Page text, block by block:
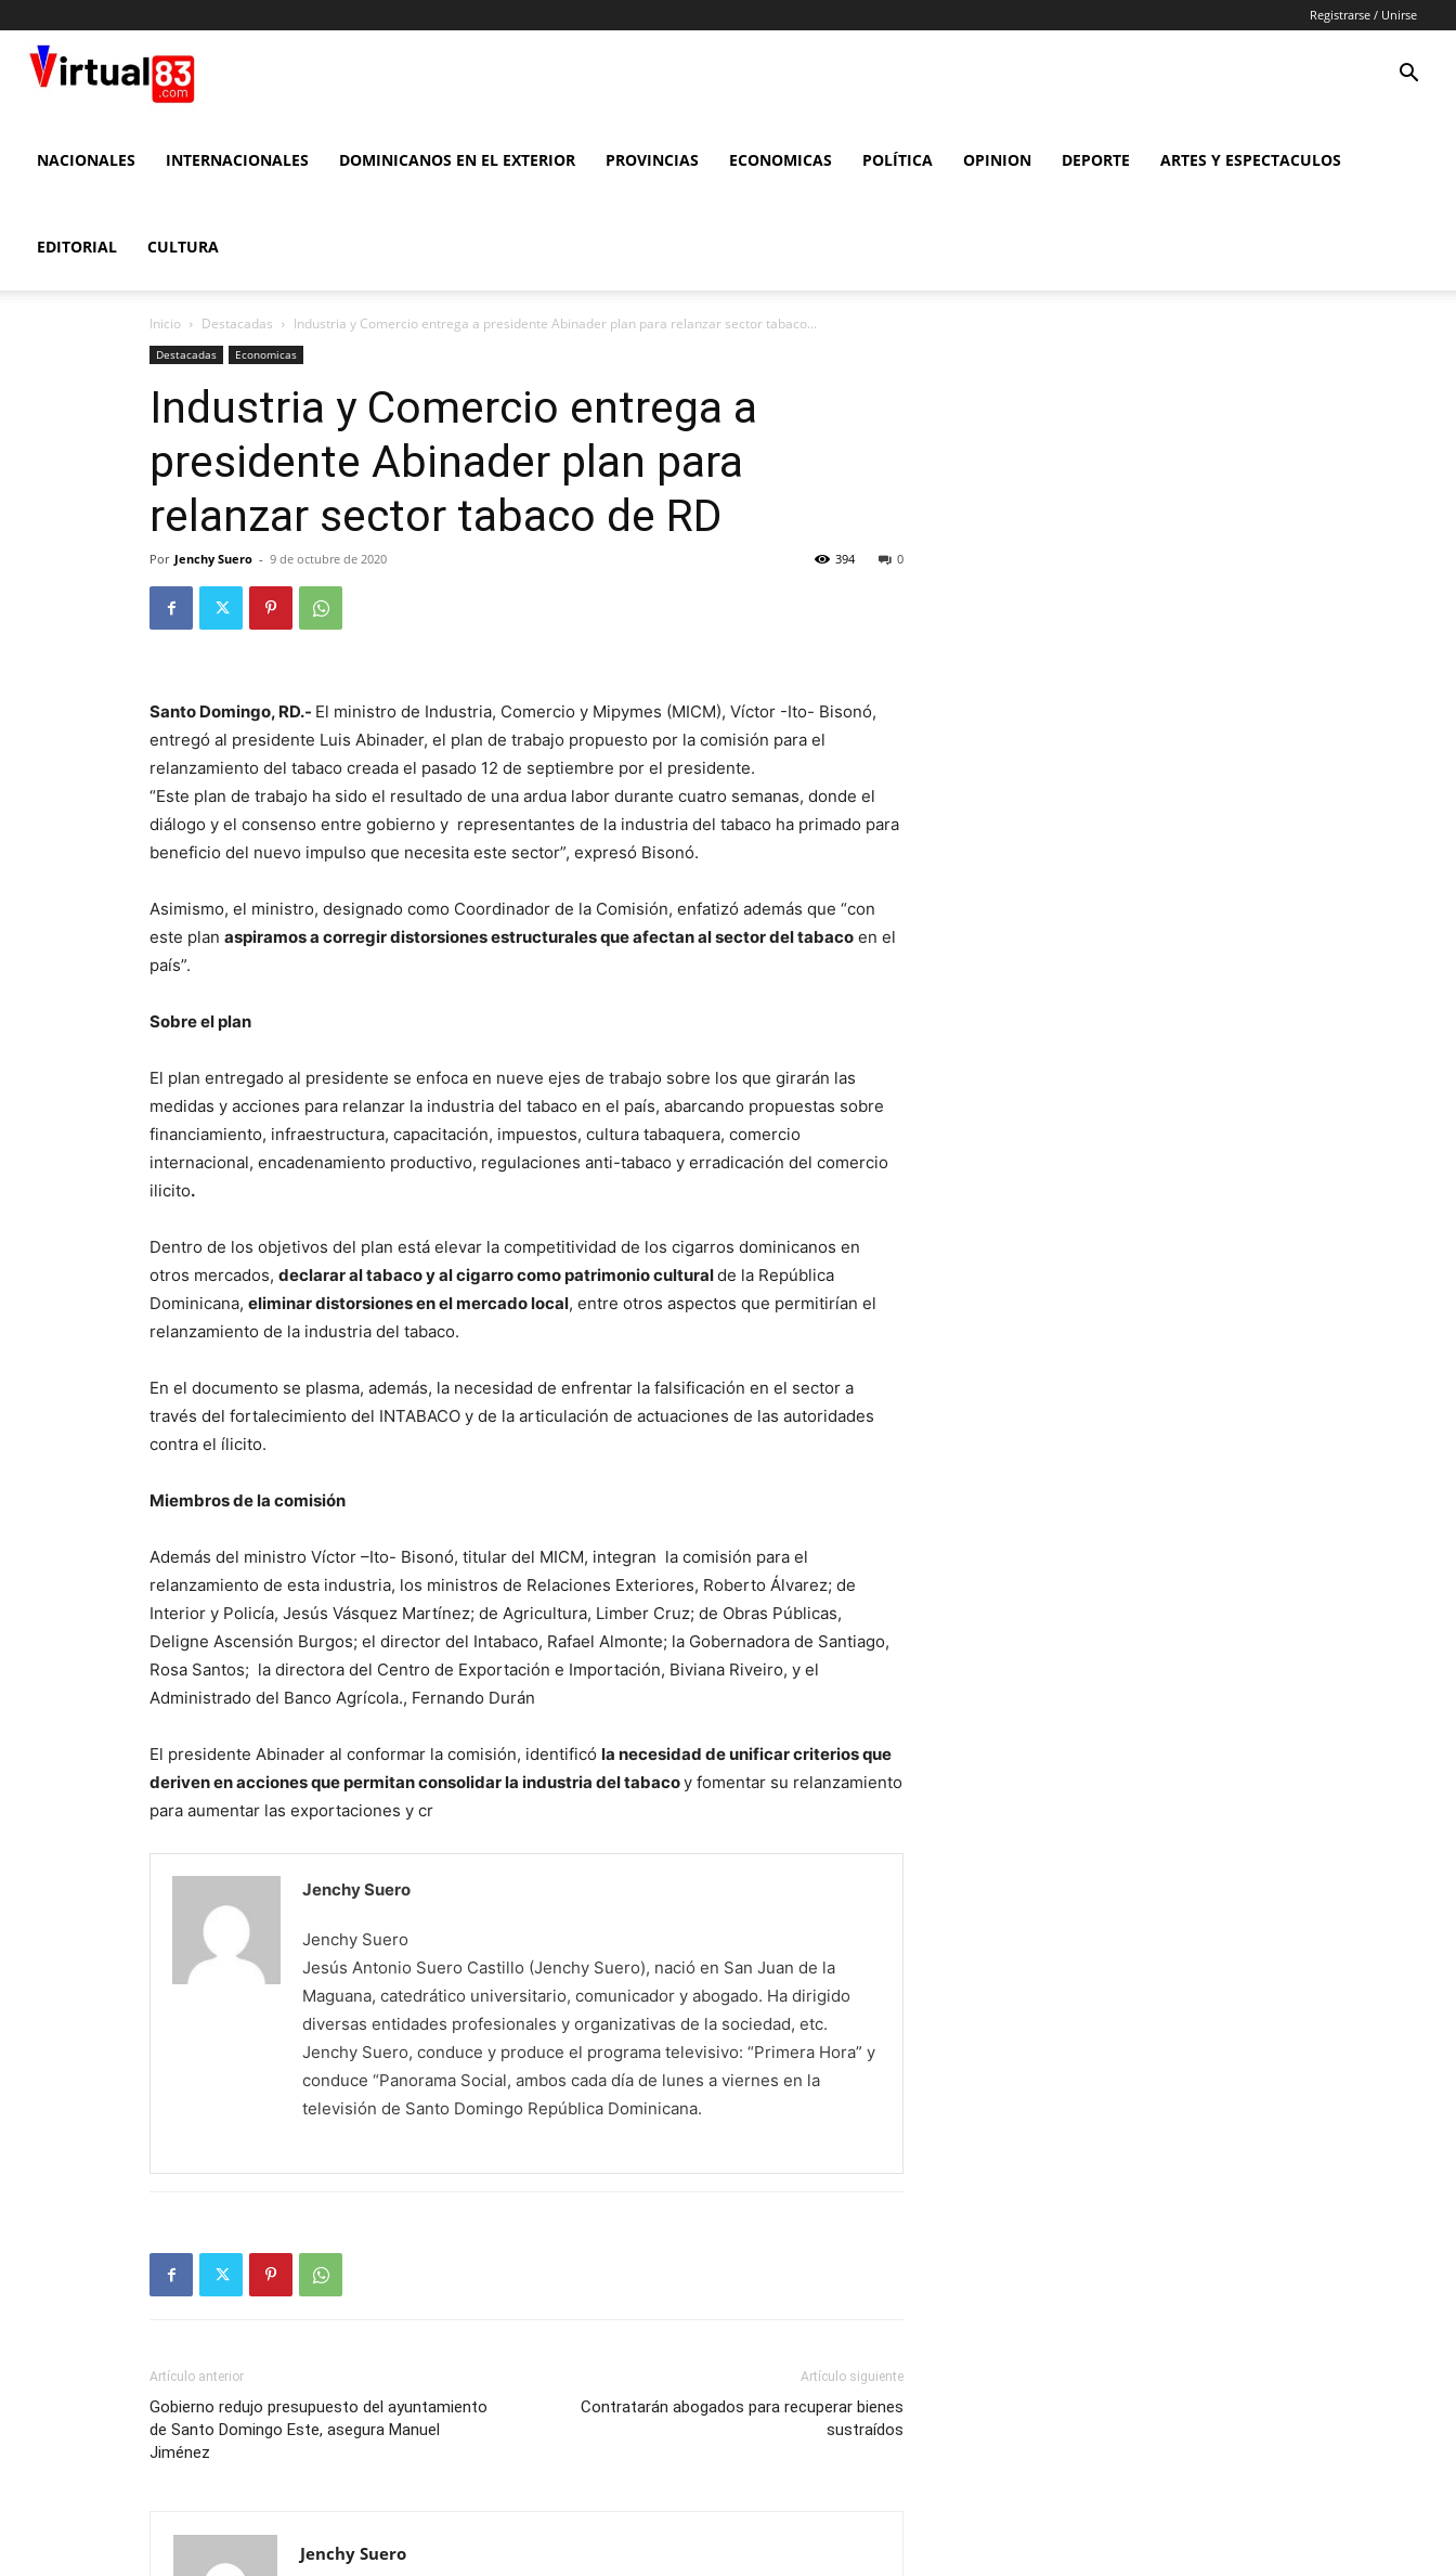
Registrarse / Unirse
83
NACIONALES INTERNACIONALES DOMINICANOS EN EL EXTERIOR PROVINCIAS ECONOMICAS POLÍTICA OPINION DEPORTE ARTES Y ESPECTACULOS
EDITORIAL CULTURA
Inicio Destacadas Industria y Comercio entrega a presidente Abinader plan para relanzar sector tabaco...
Destacadas Economicas
Industria y Comercio entrega a
presidente Abinader plan para
relanzar sector tabaco de RD
Por Jenchy Suero - 9 de octubre de 2020 0
394
Santo Domingo, RD.- El ministro de Industria, Comercio y Mipymes (MICM), Víctor -Ito- Bisonó,
entregó al presidente Luis Abinader, el plan de trabajo propuesto por la comisión para el
relanzamiento del tabaco creada el pasado 12 de septiembre por el presidente.
“Este plan de trabajo ha sido el resultado de una ardua labor durante cuatro semanas, donde el
diálogo y el consenso entre gobierno y representantes de la industria del tabaco ha primado para
beneficio del nuevo impulso que necesita este sector”, expresó Bisonó.
Asimismo, el ministro, designado como Coordinador de la Comisión, enfatizó además que “con
este plan aspiramos a corregir distorsiones estructurales que afectan al sector del tabaco en el
país”.
Sobre el plan
El plan entregado al presidente se enfoca en nueve ejes de trabajo sobre los que girarán las
medidas y acciones para relanzar la industria del tabaco en el país, abarcando propuestas sobre
financiamiento, infraestructura, capacitación, impuestos, cultura tabaquera, comercio
internacional, encadenamiento productivo, regulaciones anti-tabaco y erradicación del comercio
ilicito.
Dentro de los objetivos del plan está elevar la competitividad de los cigarros dominicanos en
otros mercados, declarar al tabaco y al cigarro como patrimonio culturalde la República
Dominicana, eliminar distorsiones en el mercado local, entre otros aspectos que permitirían el
relanzamiento de la industria del tabaco.
En el documento se plasma, además, la necesidad de enfrentar la falsificación en el sector a
través del fortalecimiento del INTABACO y de la articulación de actuaciones de las autoridades
contra el ílicito.
Miembros de la comisión
Además del ministro Víctor –Ito- Bisonó, titular del MICM, integran la comisión para el
relanzamiento de esta industria, los ministros de Relaciones Exteriores, Roberto Álvarez; de
Interior y Policía, Jesús Vásquez Martínez; de Agricultura, Limber Cruz; de Obras Públicas,
Deligne Ascensión Burgos; el director del Intabaco, Rafael Almonte; la Gobernadora de Santiago,
Rosa Santos; la directora del Centro de Exportación e Importación, Biviana Riveiro, y el
Administrado del Banco Agrícola., Fernando Durán
El presidente Abinader al conformar la comisión, identificó la necesidad de unificar criterios que
deriven en acciones que permitan consolidar la industria del tabacoy fomentar su relanzamiento
para aumentar las exportaciones y cr
Jenchy Suero
Jenchy Suero
Jesús Antonio Suero Castillo (Jenchy Suero), nació en San Juan de la
Maguana, catedrático universitario, comunicador y abogado. Ha dirigido
diversas entidades profesionales y organizativas de la sociedad, etc.
Jenchy Suero, conduce y produce el programa televisivo: “Primera Hora” y
conduce “Panorama Social, ambos cada día de lunes a viernes en la
televisión de Santo Domingo República Dominicana.
Artículo anterior
Gobierno redujo presupuesto del ayuntamiento
de Santo Domingo Este, asegura Manuel
Jiménez
Artículo siguiente
Contratarán abogados para recuperar bienes
sustraídos
Jenchy Suero